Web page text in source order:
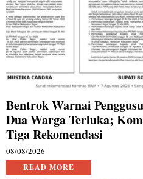
Bentrok Warnai
Dua Warga Terluka;
Tiga Rekomendasi
08/08/2026
READ MORE